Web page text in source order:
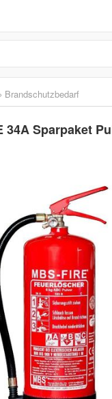
› Brandschutzbedarf
Sparpaket